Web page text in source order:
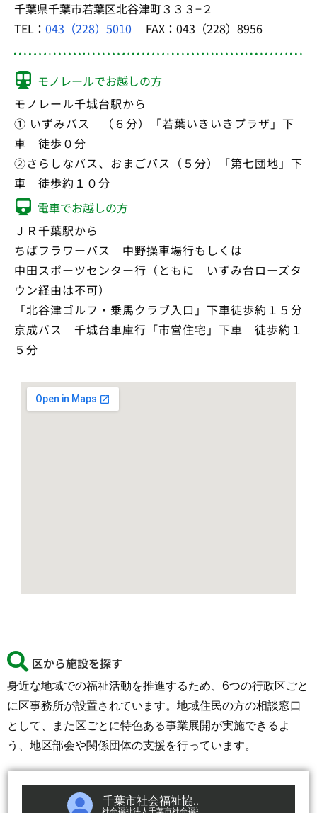
千葉県千葉市若葉区北谷津町３３３−２
TEL： 043（228）5010 FAX：043（228）8956
モノレールでお越しの方
モノレール千城台駅から
① いずみバス （６分）「若葉いきいきプラザ」下
車 徒歩０分
②さらしなバス、おまごバス（５分）「第七団地」下
車 徒歩約１０分
電車でお越しの方
ＪＲ千葉駅から
ちばフラワーバス 中野操車場行もしくは
中田スポーツセンター行（ともに いずみ台ローズタ
ウン経由は不可）
「北谷津ゴルフ・乗馬クラブ入口」下車徒歩約１５分
京成バス 千城台車庫行「市営住宅」下車 徒歩約１
５分
区から施設を探す
身近な地域での福祉活動を推進するため、6つの行政区ごと
に区事務所が設置されています。地域住民の方の相談窓口
として、また区ごとに特色ある事業展開が実施できるよ
う、地区部会や関係団体の支援を行っています。